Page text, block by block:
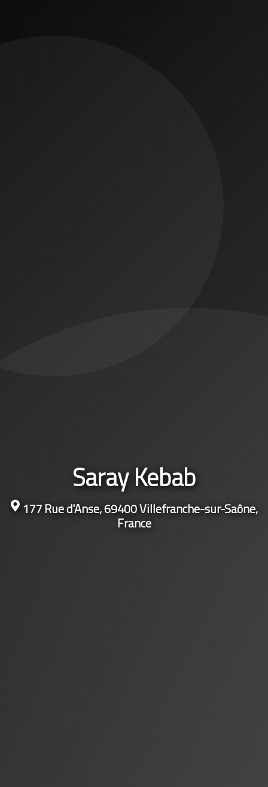
Saray Kebab
177 Rue d'Anse, 69400 Villefranche-sur-Saône,
France